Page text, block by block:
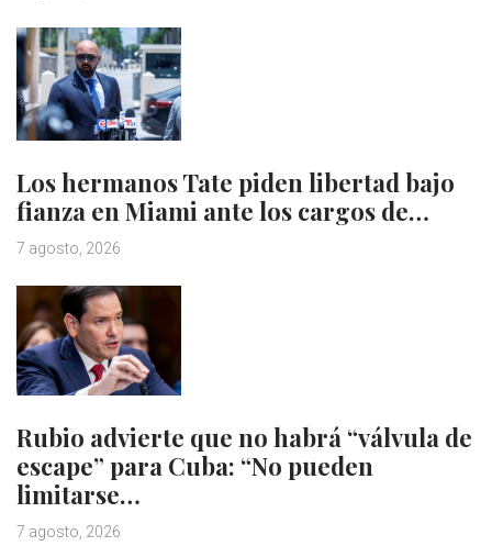
Los hermanos Tate piden libertad bajo
fianza en Miami ante los cargos de…
7 agosto, 2026
Rubio advierte que no habrá “válvula de
escape” para Cuba: “No pueden
limitarse…
7 agosto, 2026